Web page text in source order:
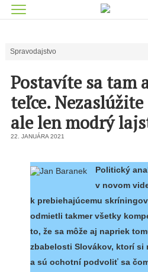
Spravodajstvo
Postavíte sa tam
teľce.
ale len modrý
22. JANUÁRA 2021
Politický
v novom
k prebiehajúcemu
odmietli takmer všetky
to, že sa môže aj napriek
zbabelosti Slovákov, ktorí si
a sú ochotní podvoliť sa